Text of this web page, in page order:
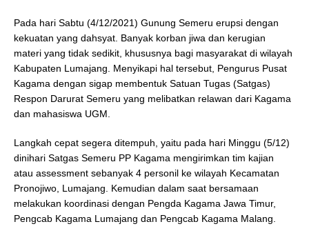
Pada hari Sabtu (4/12/2021) Gunung Semeru erupsi dengan
kekuatan yang dahsyat. Banyak korban jiwa dan kerugian
materi yang tidak sedikit, khususnya bagi masyarakat di wilayah
Kabupaten Lumajang. Menyikapi hal tersebut, Pengurus Pusat
Kagama dengan sigap membentuk Satuan Tugas (Satgas)
Respon Darurat Semeru yang melibatkan relawan dari Kagama
dan mahasiswa UGM.
Langkah cepat segera ditempuh, yaitu pada hari Minggu (5/12)
dinihari Satgas Semeru PP Kagama mengirimkan tim kajian
atau assessment sebanyak 4 personil ke wilayah Kecamatan
Pronojiwo, Lumajang. Kemudian dalam saat bersamaan
melakukan koordinasi dengan Pengda Kagama Jawa Timur,
Pengcab Kagama Lumajang dan Pengcab Kagama Malang.